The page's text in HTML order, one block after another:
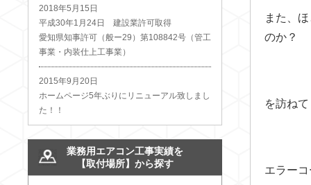
また、
のか？
を訪ね
エラー
2018年5月15日
平成30年1月24日 建設業許可取得
愛知県知事許可（般ー29）第108842号（管工
事業・内装仕上工事業）
2015年9月20日
ホームページ5年ぶりにリニューアル致しまし
た！！
業務用エアコン工事実績を
【取付場所】から探す